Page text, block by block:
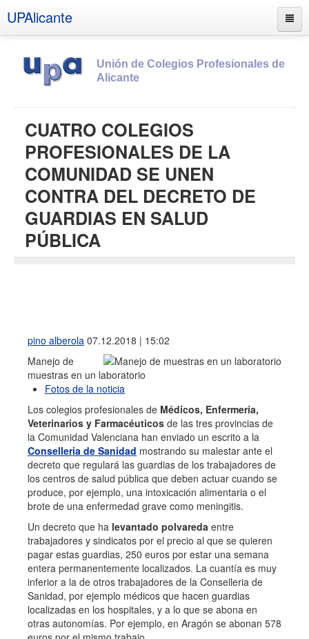
UPAlicante
Unión de Colegios Profesionales de
Alicante
Socios
Estatutos
Documentos
Boletines
UPSANA
CUATRO COLEGIOS
PROFESIONALES DE LA
COMUNIDAD SE UNEN
CONTRA DEL DECRETO DE
GUARDIAS EN SALUD
PÚBLICA
pino alberola 07.12.2018 | 15:02
Manejo de
muestras en un laboratorio
Fotos de la noticia
Los colegios profesionales de Médicos, Enfermería,
Veterinarios y Farmacéuticos de las tres provincias de
la Comunidad Valenciana han enviado un escrito a la
Conselleria de Sanidad mostrando su malestar ante el
decreto que regulará las guardias de los trabajadores de
los centros de salud pública que deben actuar cuando se
produce, por ejemplo, una intoxicación alimentaria o el
brote de una enfermedad grave como meningitis.
Un decreto que ha levantado polvareda entre
trabajadores y sindicatos por el precio al que se quieren
pagar estas guardias, 250 euros por estar una semana
entera permanentemente localizados. La cuantía es muy
inferior a la de otros trabajadores de la Conselleria de
Sanidad, por ejemplo médicos que hacen guardias
localizadas en los hospitales, y a lo que se abona en
otras autonomías. Por ejemplo, en Aragón se abonan 578